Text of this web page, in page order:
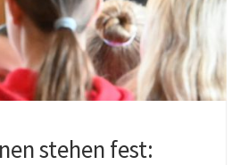
stehen fest: